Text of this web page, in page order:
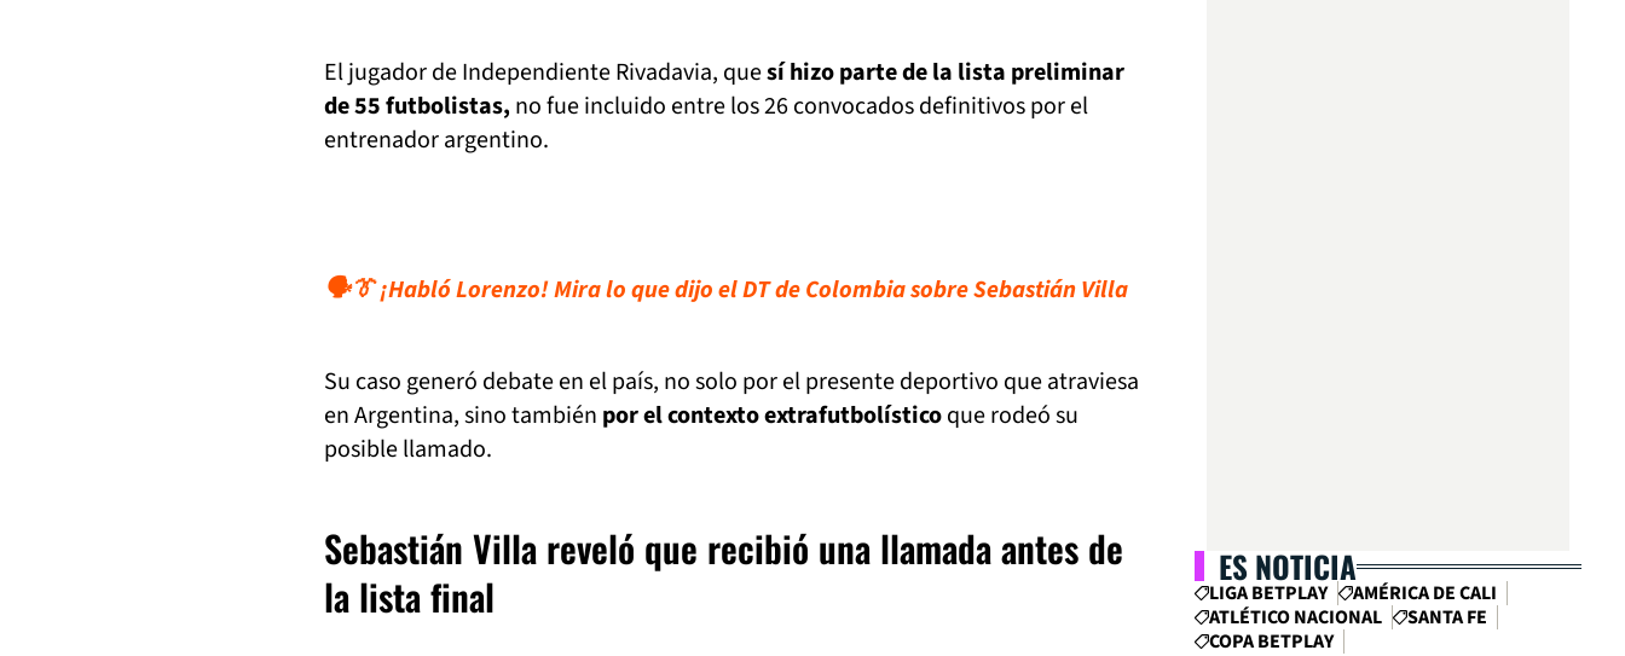
El jugador de Independiente Rivadavia, quesí hizo parte de la lista preliminar
de 55 futbolistas, no fue incluido entre los 26 convocados definitivos por el
entrenador argentino.
🗣️👔 ¡Habló Lorenzo! Mira lo que dijo el DT de Colombia sobre Sebastián Villa
Su caso generó debate en el país, no solo por el presente deportivo que atraviesa
en Argentina, sino también por el contexto extrafutbolísticoque rodeó su
posible llamado.
Sebastián Villa reveló que recibió una llamada antes de
la lista final
ES NOTICIA
LIGA BETPLAY
AMÉRICA DE CALI
ATLÉTICO NACIONAL
SANTA FE
COPA BETPLAY